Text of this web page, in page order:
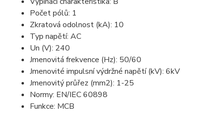
Počet pólů: 1
Zkratová odolnost (kA): 10
Typ napětí: AC
Un (V): 240
Jmenovitá frekvence (Hz): 50/60
Jmenovité impulsní výdržné napětí (kV): 6kV
Jmenovitý průřez (mm2): 1-25
Normy: EN/IEC 60898
Funkce: MCB